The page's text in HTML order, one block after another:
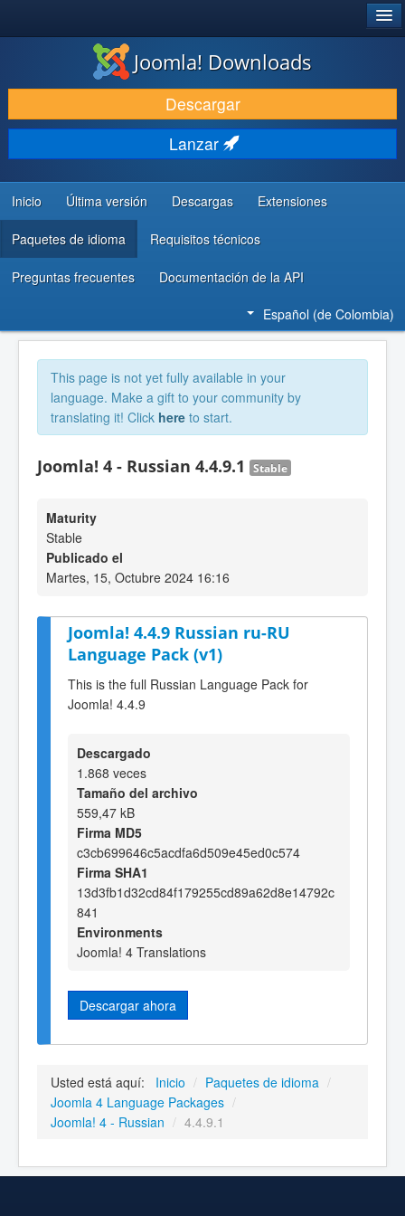
DESCARGAR
DESCUBRE Y APRENDE
COMUNIDAD Y AYUDA
RECURSOS PARA DESARROLLADORES
Joomla! Downloads
Descargar
Lanzar
Inicio Última versión Descargas Extensiones
Paquetes de idioma Requisitos técnicos
Preguntas frecuentes Documentación de la API
Español (de Colombia)
This page is not yet fully available in your
language. Make a gift to your community by
translating it! Click here to start.
Joomla! 4 - Russian 4.4.9.1 Stable
Maturity
Stable
Publicado el
Martes, 15, Octubre 2024 16:16
Joomla! 4.4.9 Russian ru-RU
Language Pack (v1)
This is the full Russian Language Pack for
Joomla! 4.4.9
Descargado
1.868 veces
Tamaño del archivo
559,47 kB
Firma MD5
c3cb699646c5acdfa6d509e45ed0c574
Firma SHA1
13d3fb1d32cd84f179255cd89a62d8e14792c
841
Environments
Joomla! 4 Translations
Descargar ahora
Usted está aquí: Inicio / Paquetes de idioma /
Joomla 4 Language Packages /
Joomla! 4 - Russian / 4.4.9.1